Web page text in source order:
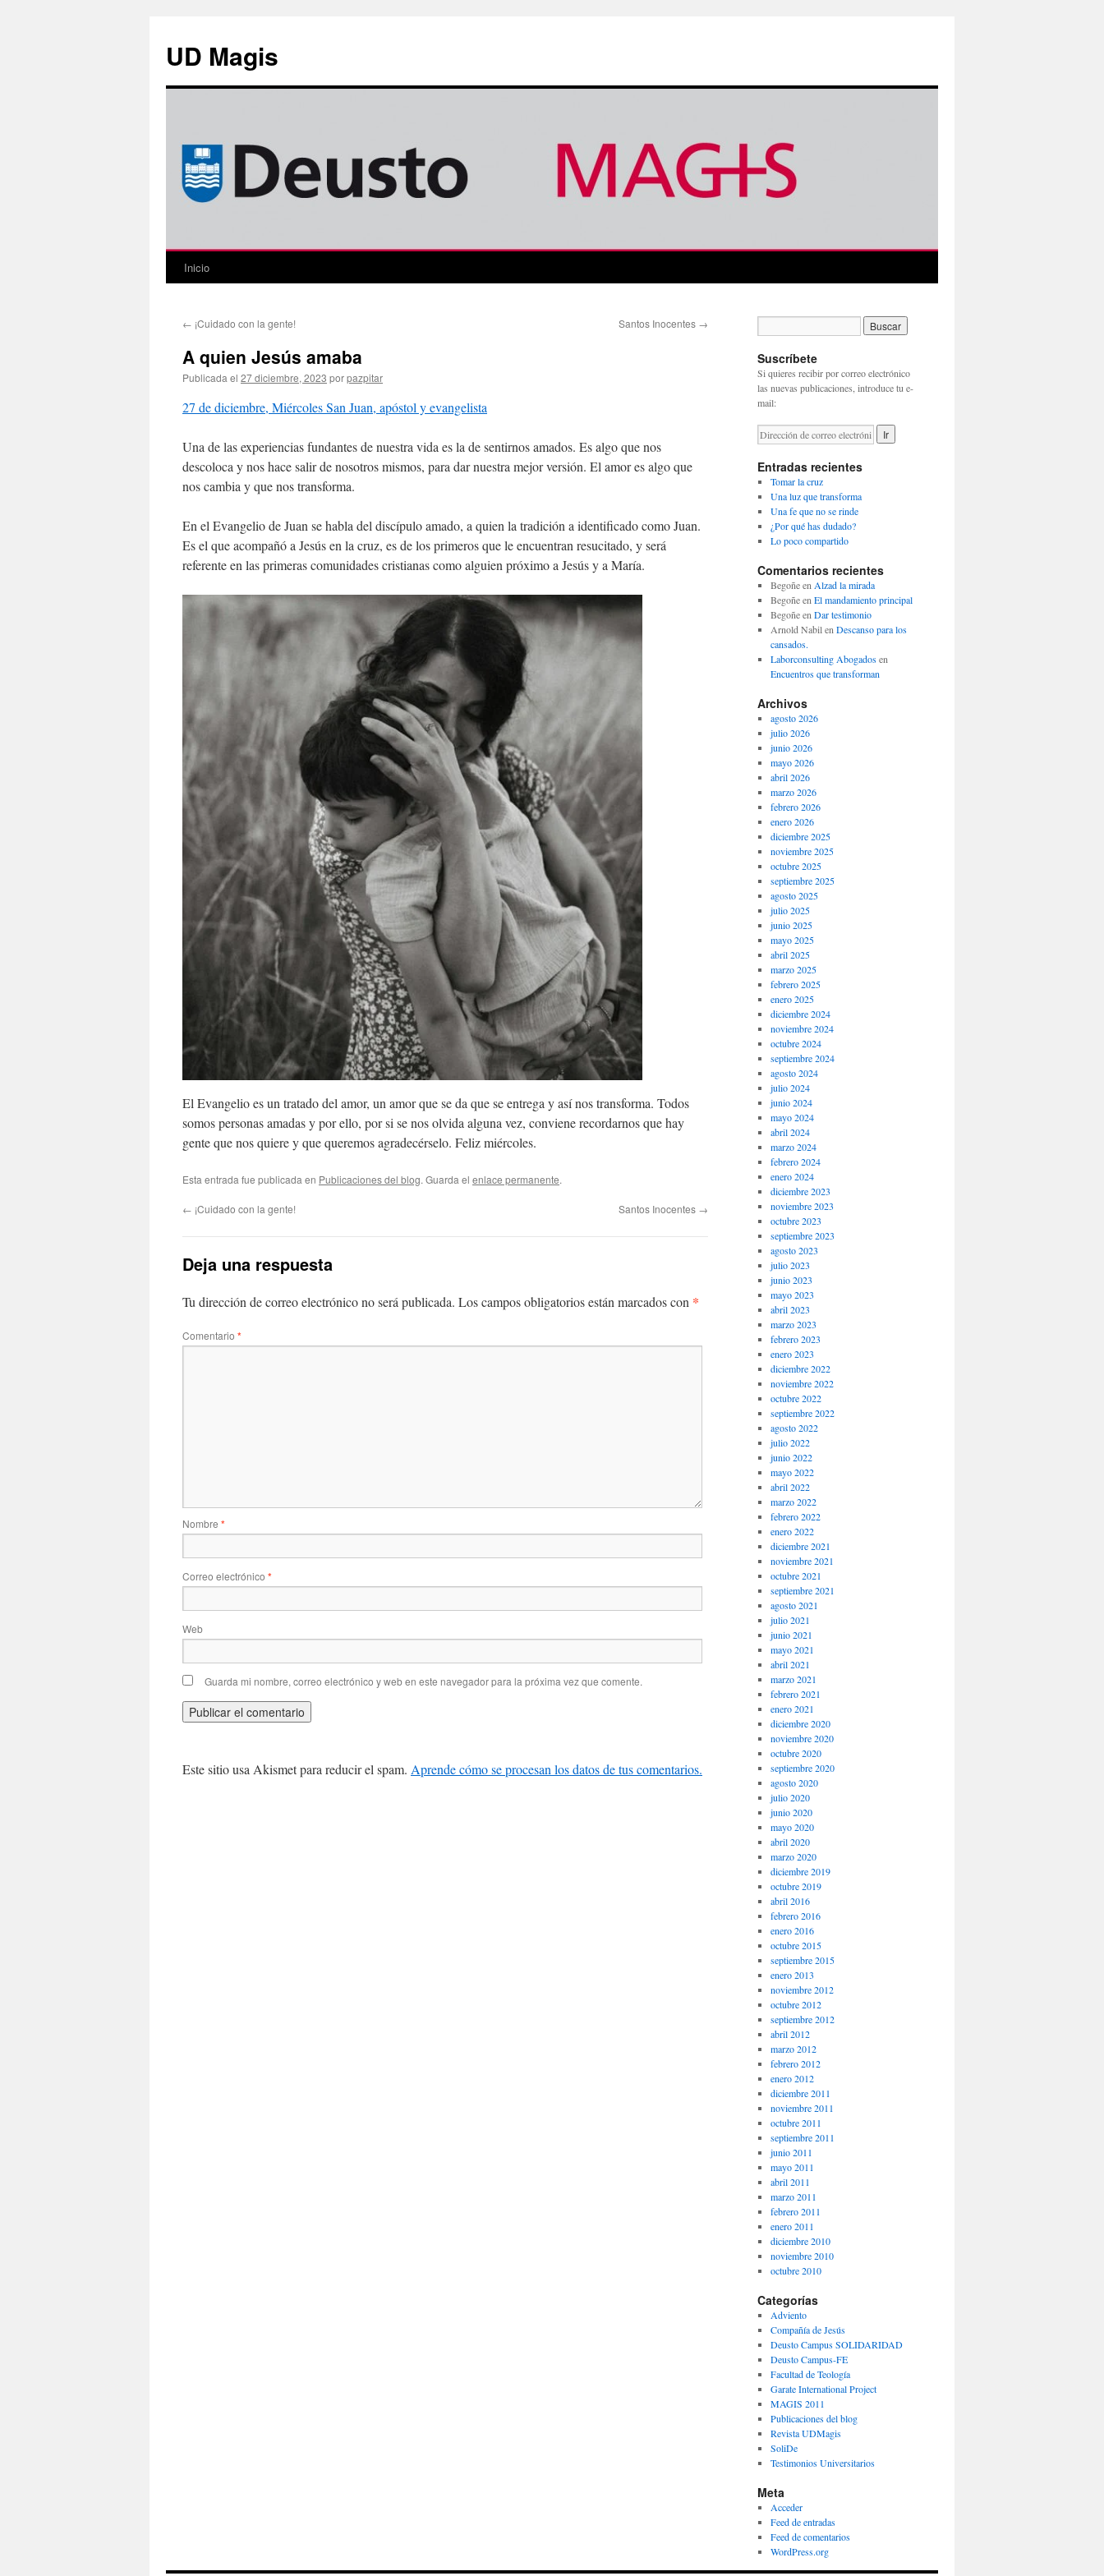
contenido
UD Magis
Inicio
← ¡Cuidado con la gente! Santos Inocentes →
A quien Jesús amaba
Publicada el 27 diciembre, 2023 porpazpitar
27 de diciembre, Miércoles San Juan, apóstol y evangelista
Una de las experiencias fundantes de nuestra vida es la de sentirnos amados. Es algo que nos
descoloca y nos hace salir de nosotros mismos, para dar nuestra mejor versión. El amor es algo que
nos cambia y que nos transforma.
En el Evangelio de Juan se habla del discípulo amado, a quien la tradición a identificado como Juan.
Es el que acompañó a Jesús en la cruz, es de los primeros que le encuentran resucitado, y será
referente en las primeras comunidades cristianas como alguien próximo a Jesús y a María.
El Evangelio es un tratado del amor, un amor que se da que se entrega y así nos transforma. Todos
somos personas amadas y por ello, por si se nos olvida alguna vez, conviene recordarnos que hay
gente que nos quiere y que queremos agradecérselo. Feliz miércoles.
Esta entrada fue publicada en Publicaciones del blog. Guarda el enlace permanente.
← ¡Cuidado con la gente! Santos Inocentes →
Deja una respuesta
Tu dirección de correo electrónico no será publicada. Los campos obligatorios están marcados con *
Comentario *
Nombre *
Correo electrónico *
Web
Guarda mi nombre, correo electrónico y web en este navegador para la próxima vez que comente.
Este sitio usa Akismet para reducir el spam. Aprende cómo se procesan los datos de tus comentarios.
Suscríbete
Si quieres recibir por correo electrónico
las nuevas publicaciones, introduce tu e-
mail:
Entradas recientes
Tomar la cruz
Una luz que transforma
Una fe que no se rinde
¿Por qué has dudado?
Lo poco compartido
Comentarios recientes
Begoñeen Alzad la mirada
Begoñeen El mandamiento principal
Begoñeen Dar testimonio
Arnold Nabilen Descanso para los
cansados.
Laborconsulting Abogadosen
Encuentros que transforman
Archivos
agosto 2026
julio 2026
junio 2026
mayo 2026
abril 2026
marzo 2026
febrero 2026
enero 2026
diciembre 2025
noviembre 2025
octubre 2025
septiembre 2025
agosto 2025
julio 2025
junio 2025
mayo 2025
abril 2025
marzo 2025
febrero 2025
enero 2025
diciembre 2024
noviembre 2024
octubre 2024
septiembre 2024
agosto 2024
julio 2024
junio 2024
mayo 2024
abril 2024
marzo 2024
febrero 2024
enero 2024
diciembre 2023
noviembre 2023
octubre 2023
septiembre 2023
agosto 2023
julio 2023
junio 2023
mayo 2023
abril 2023
marzo 2023
febrero 2023
enero 2023
diciembre 2022
noviembre 2022
octubre 2022
septiembre 2022
agosto 2022
julio 2022
junio 2022
mayo 2022
abril 2022
marzo 2022
febrero 2022
enero 2022
diciembre 2021
noviembre 2021
octubre 2021
septiembre 2021
agosto 2021
julio 2021
junio 2021
mayo 2021
abril 2021
marzo 2021
febrero 2021
enero 2021
diciembre 2020
noviembre 2020
octubre 2020
septiembre 2020
agosto 2020
julio 2020
junio 2020
mayo 2020
abril 2020
marzo 2020
diciembre 2019
octubre 2019
abril 2016
febrero 2016
enero 2016
octubre 2015
septiembre 2015
enero 2013
noviembre 2012
octubre 2012
septiembre 2012
abril 2012
marzo 2012
febrero 2012
enero 2012
diciembre 2011
noviembre 2011
octubre 2011
septiembre 2011
junio 2011
mayo 2011
abril 2011
marzo 2011
febrero 2011
enero 2011
diciembre 2010
noviembre 2010
octubre 2010
Categorías
Adviento
Compañía de Jesús
Deusto Campus SOLIDARIDAD
Deusto Campus-FE
Facultad de Teología
Garate International Project
MAGIS 2011
Publicaciones del blog
Revista UDMagis
SoliDe
Testimonios Universitarios
Meta
Acceder
Feed de entradas
Feed de comentarios
WordPress.org